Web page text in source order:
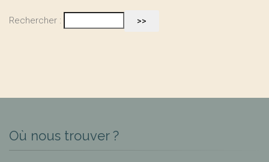
Rechercher :
Où nous trouver ?